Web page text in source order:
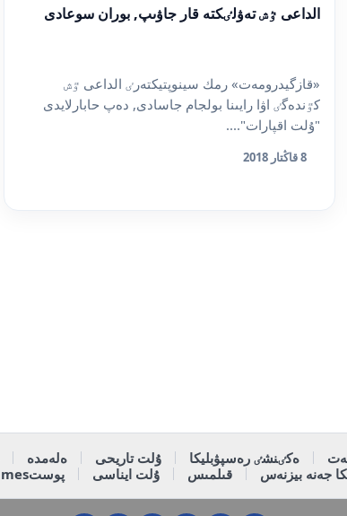
الداعى ٷش تەۋلٸكتە قار جاۋىپ, بوران سوعادى
«قازگيدرومەت» رمك سينوپتيكتەرٸ الداعى ٷش
كٷندەگٸ اۋا رايىنا بولجام جاسادى, دەپ حابارلايدى
"ۇلت اقپارات"....
8 قاڭتار 2018
ەكٸنشٸ رەسپۋبليكا ۇلت تاريحى ەلەمدە
جەنە بيزنەس قىلمىس ۇلت ايناسى پوستtimes